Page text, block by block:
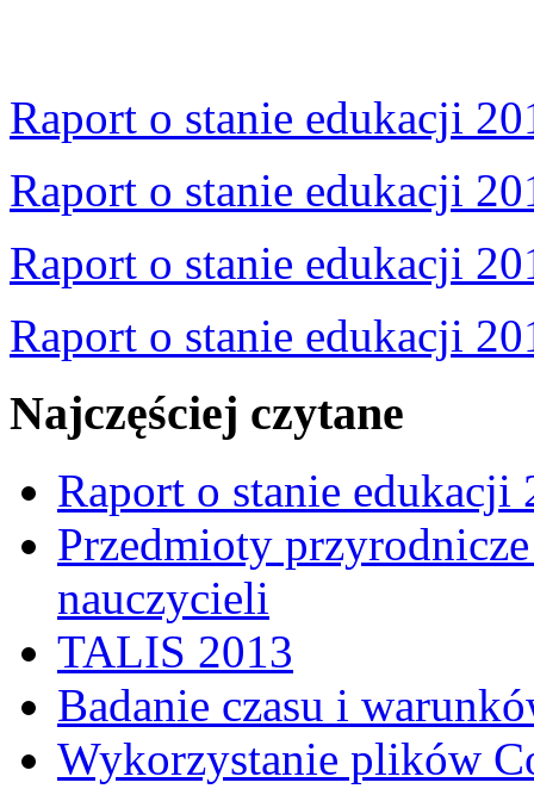
Raport o stanie edukacji
Raport o stanie edukacji
Raport o stanie edukacji
Raport o stanie edukacji
Najczęściej czytane
Raport o stanie edukacji
Przedmioty
nauczycieli
TALIS 2013
Badanie czasu i
Wykorzystanie plików